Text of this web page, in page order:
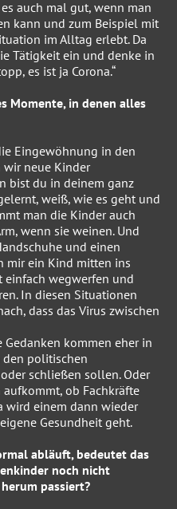
auch mal gut, wenn man
kann und zum Beispiel mit
im Alltag erlebt. Da
Tätigkeit ein und denke in
es ist ja Corona.“
Momente, in denen alles
Eingewöhnung in den
wir neue Kinder
bist du in deinem ganz
weiß, wie es geht und
man die Kinder auch
wenn sie weinen. Und
und einen
mir ein Kind mitten ins
einfach wegwerfen und
In diesen Situationen
dass das Virus zwischen
kommen eher in
politischen
schließen sollen. Oder
ob Fachkräfte
wird einem dann wieder
Gesundheit geht.
abläuft, bedeutet das
noch nicht
passiert?